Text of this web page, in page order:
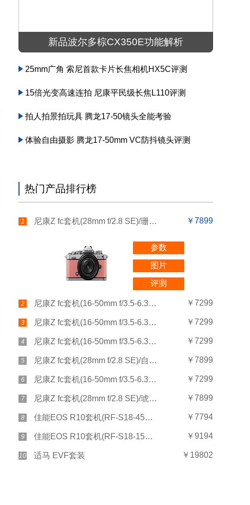
新品波尔多棕CX350E功能解析
25mm广角 索尼首款卡片长焦相机HX5C评测
15倍光变高速连拍 尼康平民级长焦L110评测
拍人拍景拍玩具 腾龙17-50镜头全能考验
体验自由摄影 腾龙17-50mm VC防抖镜头评测
热门产品排行榜
1 尼康Z fc套机(28mm f/2.8 SE)/珊瑚粉 ￥7899
参数
图片
评测
2 尼康Z fc套机(16-50mm f/3.5-6.3)/自然灰 ￥7299
3 尼康Z fc套机(16-50mm f/3.5-6.3)/纯白色 ￥7299
4 尼康Z fc套机(16-50mm f/3.5-6.3)/沙米色 ￥7299
5 尼康Z fc套机(28mm f/2.8 SE)/自然灰 ￥7899
6 尼康Z fc套机(16-50mm f/3.5-6.3)/琥珀棕 ￥7299
7 尼康Z fc套机(28mm f/2.8 SE)/琥珀棕 ￥7899
8 佳能EOS R10套机(RF-S18-45mm) ￥7794
9 佳能EOS R10套机(RF-S18-150mm) ￥9194
10 适马 EVF套装 ￥19802